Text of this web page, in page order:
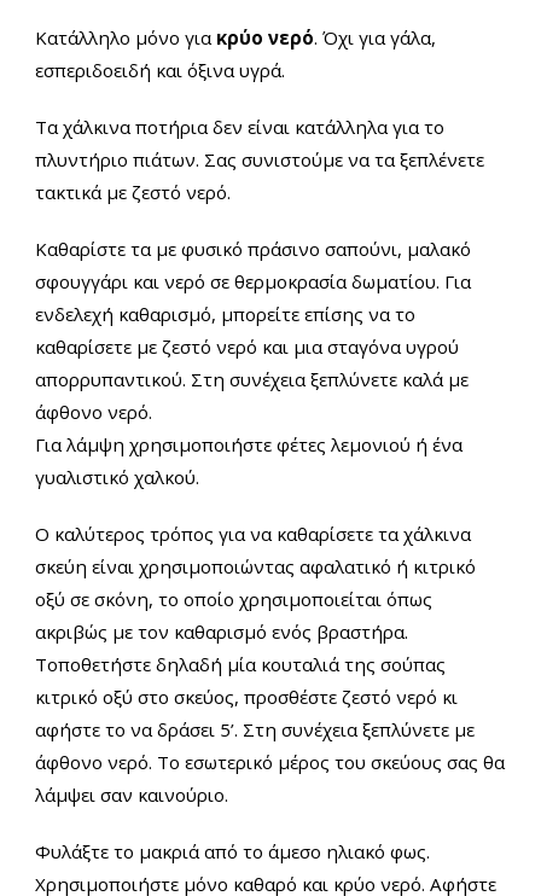
Κατάλληλο μόνο για κρύο νερό. Όχι για γάλα,
εσπεριδοειδή και όξινα υγρά.
Τα χάλκινα ποτήρια δεν είναι κατάλληλα για το
πλυντήριο πιάτων. Σας συνιστούμε να τα ξεπλένετε
τακτικά με ζεστό νερό.
Καθαρίστε τα με φυσικό πράσινο σαπούνι, μαλακό
σφουγγάρι και νερό σε θερμοκρασία δωματίου. Για
ενδελεχή καθαρισμό, μπορείτε επίσης να το
καθαρίσετε με ζεστό νερό και μια σταγόνα υγρού
απορρυπαντικού. Στη συνέχεια ξεπλύνετε καλά με
άφθονο νερό.
Για λάμψη χρησιμοποιήστε φέτες λεμονιού ή ένα
γυαλιστικό χαλκού.
Ο καλύτερος τρόπος για να καθαρίσετε τα χάλκινα
σκεύη είναι χρησιμοποιώντας αφαλατικό ή κιτρικό
οξύ σε σκόνη, το οποίο χρησιμοποιείται όπως
ακριβώς με τον καθαρισμό ενός βραστήρα.
Τοποθετήστε δηλαδή μία κουταλιά της σούπας
κιτρικό οξύ στο σκεύος, προσθέστε ζεστό νερό κι
αφήστε το να δράσει 5’. Στη συνέχεια ξεπλύνετε με
άφθονο νερό. Το εσωτερικό μέρος του σκεύους σας θα
λάμψει σαν καινούριο.
Φυλάξτε το μακριά από το άμεσο ηλιακό φως.
Χρησιμοποιήστε μόνο καθαρό και κρύο νερό. Αφήστε